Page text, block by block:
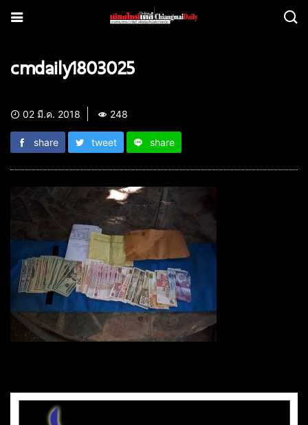
cmdaily1803025
02 มี.ค. 2018 248
share tweet share